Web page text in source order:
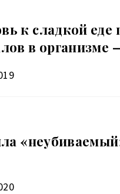
к сладкой еде
в организме